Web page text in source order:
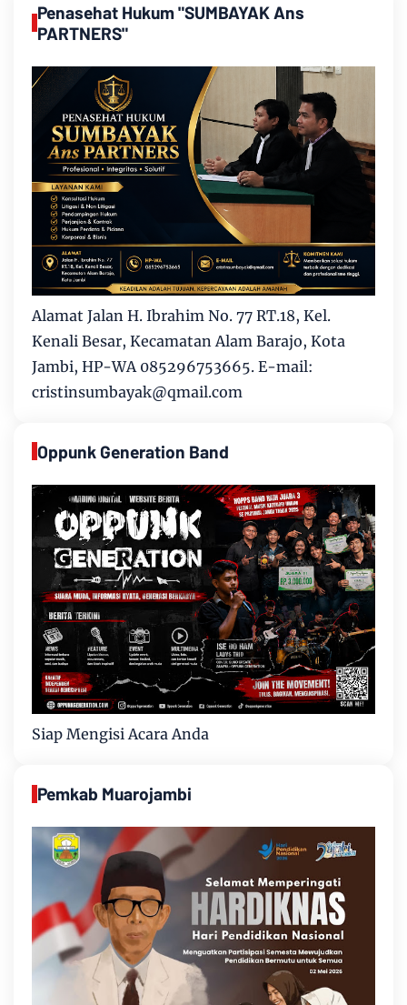
Penasehat Hukum "SUMBAYAK Ans
PARTNERS"
Alamat Jalan H. Ibrahim No. 77 RT.18, Kel.
Kenali Besar, Kecamatan Alam Barajo, Kota
Jambi, HP-WA 085296753665. E-mail:
cristinsumbayak@qmail.com
Oppunk Generation Band
Siap Mengisi Acara Anda
Pemkab Muarojambi